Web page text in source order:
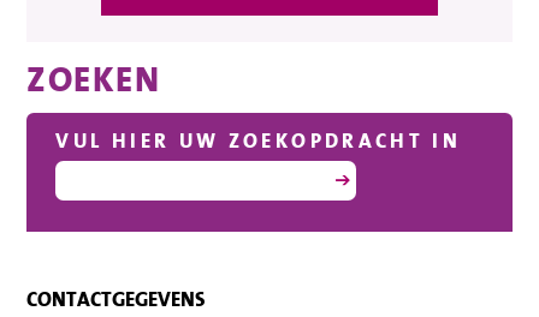
ZOEKEN
VUL HIER UW ZOEKOPDRACHT IN
CONTACTGEGEVENS